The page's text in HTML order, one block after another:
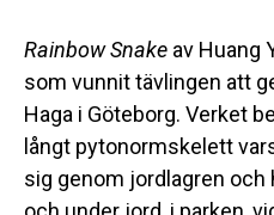
Rainbow Snake av Huang
som vunnit tävlingen att
Haga i Göteborg. Verket
långt pytonormskelett
sig genom jordlagren och